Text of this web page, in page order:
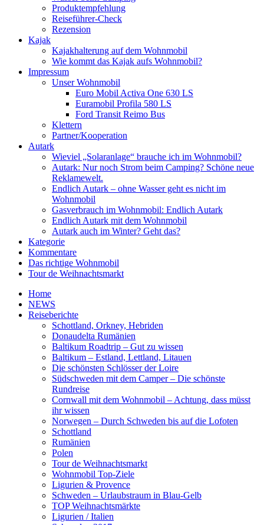
Produktempfehlung
Reiseführer-Check
Rezension
Kajak
Kajakhalterung auf dem Wohnmobil
Wie kommt das Kajak aufs Wohnmobil?
Impressum
Unser Wohnmobil
Euro Mobil Activa One 630 LS
Euramobil Profila 580 LS
Ford Transit Reimo Bus
Klettern
Partner/Kooperation
Autark
Wieviel „Solaranlage“ brauche ich im Wohnmobil?
Autark: Nur noch Strom beim Camping? Schöne neue
Reklamewelt.
Endlich Autark – ohne Wasser geht es nicht im
Wohnmobil
Gasverbrauch im Wohnmobil: Endlich Autark
Endlich Autark mit dem Wohnmobil
Autark auch im Winter? Geht das?
Kategorie
Kommentare
Das richtige Wohnmobil
Tour de Weihnachtsmarkt
Home
NEWS
Reiseberichte
Schottland, Orkney, Hebriden
Donaudelta Rumänien
Baltikum Roadtrip – Gut zu wissen
Baltikum – Estland, Lettland, Litauen
Die schönsten Schlösser der Loire
Südschweden mit dem Camper – Die schönste
Rundreise
Cornwall mit dem Wohnmobil – Achtung, dass müsst
ihr wissen
Norwegen – Durch Schweden bis auf die Lofoten
Schottland
Rumänien
Polen
Tour de Weihnachtsmarkt
Wohnmobil Top-Ziele
Ligurien & Provence
Schweden – Urlaubstraum in Blau-Gelb
TOP Weihnachtsmärkte
Ligurien / Italien